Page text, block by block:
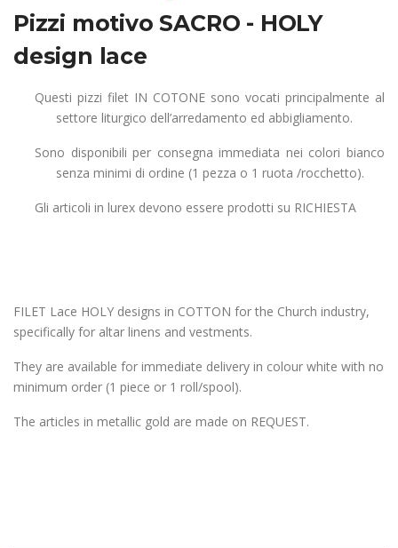
Pizzi motivo SACRO - HOLY
design lace
Questi pizzi filet IN COTONE sono vocati principalmente al
settore liturgico dell’arredamento ed abbigliamento.
Sono disponibili per consegna immediata nei colori bianco
senza minimi di ordine (1 pezza o 1 ruota /rocchetto).
Gli articoli in lurex devono essere prodotti su RICHIESTA
FILET Lace HOLY designs in COTTON for the Church industry,
specifically for altar linens and vestments.
They are available for immediate delivery in colour white with no
minimum order (1 piece or 1 roll/spool).
The articles in metallic gold are made on REQUEST.